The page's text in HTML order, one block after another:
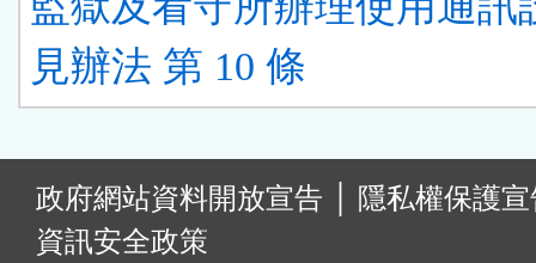
見辦法 第 10 條
政府網站資料開放宣告
隱私權保護
資訊安全政策